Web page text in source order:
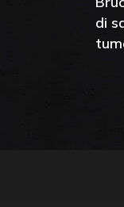
di